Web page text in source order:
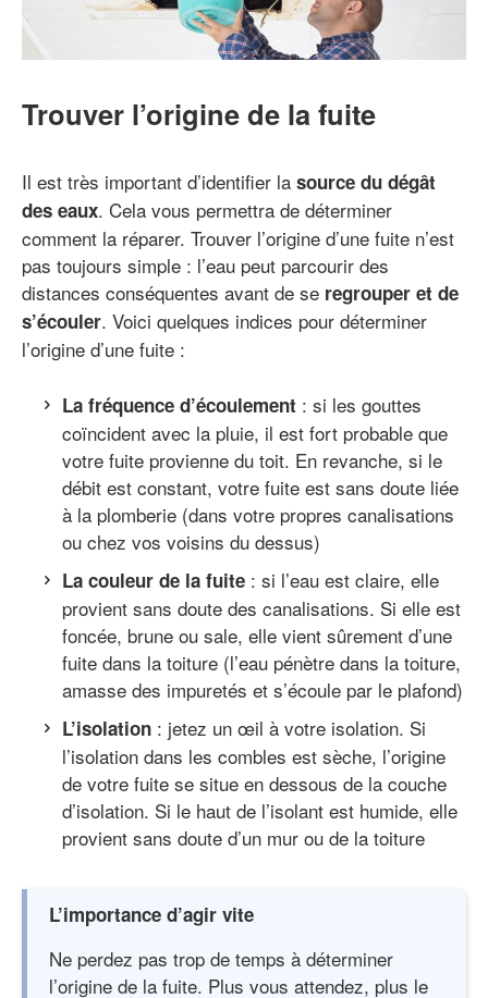
Trouver l’origine de la fuite
Il est très important d’identifier la source du dégât
des eaux. Cela vous permettra de déterminer
comment la réparer. Trouver l’origine d’une fuite n’est
pas toujours simple : l’eau peut parcourir des
distances conséquentes avant de se regrouper et de
s’écouler. Voici quelques indices pour déterminer
l’origine d’une fuite :
La fréquence d’écoulement : si les gouttes
coïncident avec la pluie, il est fort probable que
votre fuite provienne du toit. En revanche, si le
débit est constant, votre fuite est sans doute liée
à la plomberie (dans votre propres canalisations
ou chez vos voisins du dessus)
La couleur de la fuite : si l’eau est claire, elle
provient sans doute des canalisations. Si elle est
foncée, brune ou sale, elle vient sûrement d’une
fuite dans la toiture (l’eau pénètre dans la toiture,
amasse des impuretés et s’écoule par le plafond)
L’isolation : jetez un œil à votre isolation. Si
l’isolation dans les combles est sèche, l’origine
de votre fuite se situe en dessous de la couche
d’isolation. Si le haut de l’isolant est humide, elle
provient sans doute d’un mur ou de la toiture
L’importance d’agir vite
Ne perdez pas trop de temps à déterminer
l’origine de la fuite. Plus vous attendez, plus le